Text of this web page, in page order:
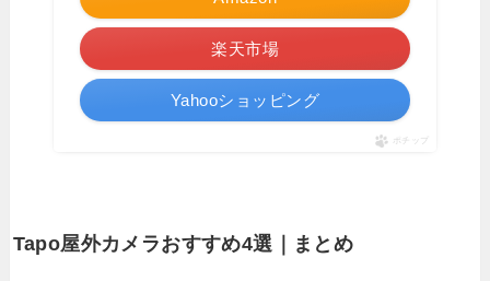
楽天市場
Yahooショッピング
ポチップ
Tapo屋外カメラおすすめ4選｜まとめ